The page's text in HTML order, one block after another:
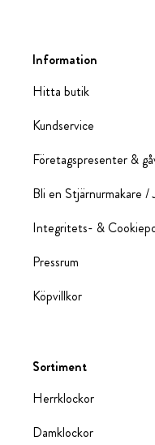
Information
Hitta butik
Kundservice
Företagspresenter &
Bli en Stjärnurmakare /
Integritets- &
Pressrum
Köpvillkor
Sortiment
Herrklockor
Damklockor